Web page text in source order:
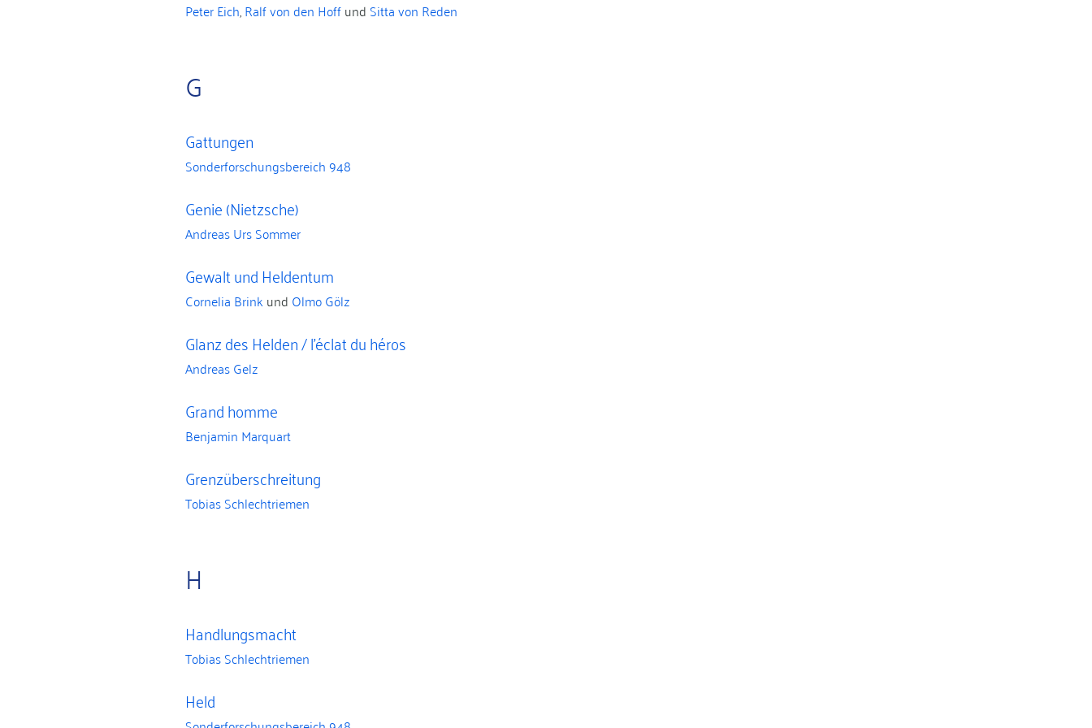
Peter Eich,Ralf von den Hoffund Sitta von Reden
G
Gattungen
Sonderforschungsbereich 948
Genie (Nietzsche)
Andreas Urs Sommer
Gewalt und Heldentum
Cornelia Brinkund Olmo Gölz
Glanz des Helden / l’éclat du héros
Andreas Gelz
Grand homme
Benjamin Marquart
Grenzüberschreitung
Tobias Schlechtriemen
H
Handlungsmacht
Tobias Schlechtriemen
Held